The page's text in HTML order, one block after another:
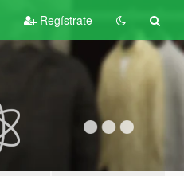
Regístrate